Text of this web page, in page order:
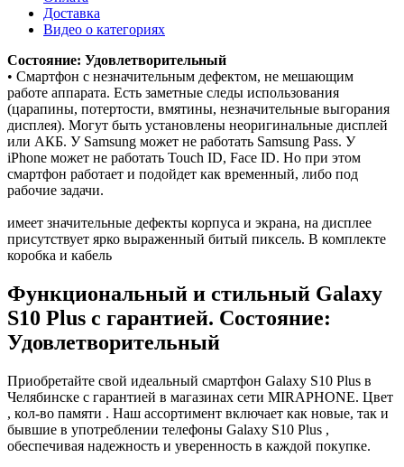
Доставка
Видео о категориях
Состояние: Удовлетворительный
• Смартфон с незначительным дефектом, не мешающим
работе аппарата. Есть заметные следы использования
(царапины, потертости, вмятины, незначительные выгорания
дисплея). Могут быть установлены неоригинальные дисплей
или АКБ. У Samsung может не работать Samsung Pass. У
iPhone может не работать Touch ID, Face ID. Но при этом
смартфон работает и подойдет как временный, либо под
рабочие задачи.
имеет значительные дефекты корпуса и экрана, на дисплее
присутствует ярко выраженный битый пиксель. В комплекте
коробка и кабель
Функциональный и стильный Galaxy
S10 Plus с гарантией. Состояние:
Удовлетворительный
Приобретайте свой идеальный смартфон Galaxy S10 Plus в
Челябинске с гарантией в магазинах сети MIRAPHONE. Цвет
, кол-во памяти . Наш ассортимент включает как новые, так и
бывшие в употреблении телефоны Galaxy S10 Plus ,
обеспечивая надежность и уверенность в каждой покупке.